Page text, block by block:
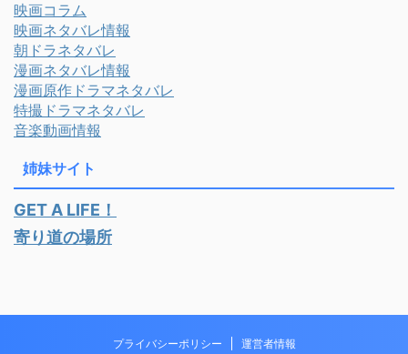
映画コラム
映画ネタバレ情報
朝ドラネタバレ
漫画ネタバレ情報
漫画原作ドラマネタバレ
特撮ドラマネタバレ
音楽動画情報
姉妹サイト
GET A LIFE！
寄り道の場所
プライバシーポリシー 運営者情報